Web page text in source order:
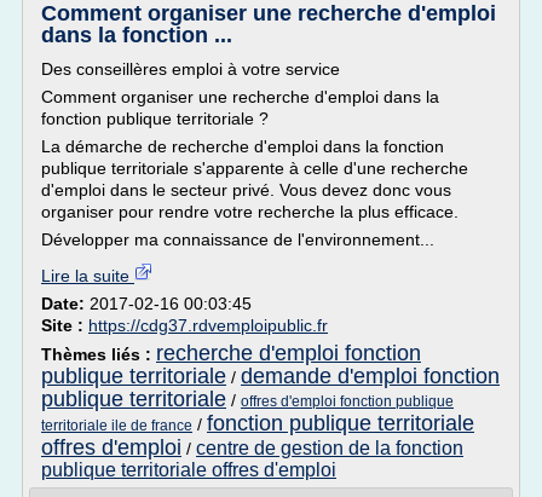
Comment organiser une recherche d'emploi
dans la fonction ...
Des conseillères emploi à votre service
Comment organiser une recherche d'emploi dans la
fonction publique territoriale ?
La démarche de recherche d'emploi dans la fonction
publique territoriale s'apparente à celle d'une recherche
d'emploi dans le secteur privé. Vous devez donc vous
organiser pour rendre votre recherche la plus efficace.
Développer ma connaissance de l'environnement...
Lire la suite
Date: 2017-02-16 00:03:45
Site : https://cdg37.rdvemploipublic.fr
Thèmes liés : recherche d'emploi fonction
publique territoriale / demande d'emploi fonction
publique territoriale / offres d'emploi fonction publique
territoriale ile de france / fonction publique territoriale
offres d'emploi / centre de gestion de la fonction
publique territoriale offres d'emploi